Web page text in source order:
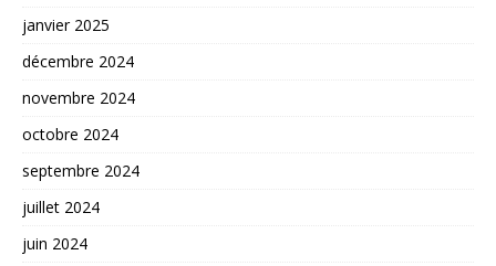
janvier 2025
décembre 2024
novembre 2024
octobre 2024
septembre 2024
juillet 2024
juin 2024